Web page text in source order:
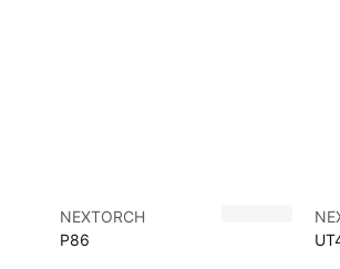
NEXTORCH
P86